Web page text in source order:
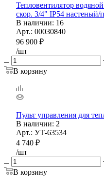
Тепловентилятор
скор. 3/4" IP54 настеный/
В наличии: 16
Арт.: 00030840
96 900 ₽
/шт
В корзину
Пульт управления для
В наличии: 2
Арт.: УТ-63534
4 740 ₽
/шт
В корзину